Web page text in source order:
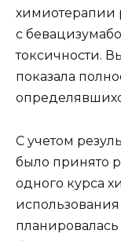
химиотерапии
с
токсичности.
показала
С учетом
было принято
одного курса
использования